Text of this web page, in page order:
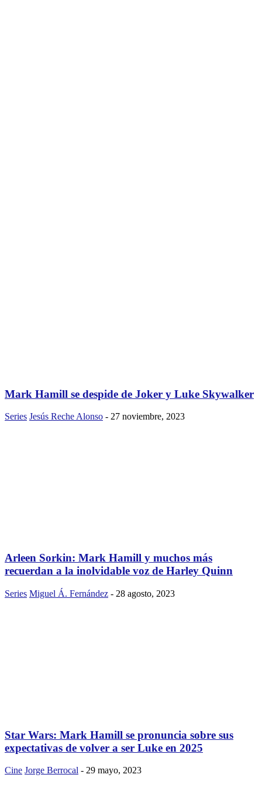
Mark Hamill se despide de Joker y Luke Skywalker
Series Jesús Reche Alonso - 27 noviembre, 2023
Arleen Sorkin: Mark Hamill y muchos más
recuerdan a la inolvidable voz de Harley Quinn
Series Miguel Á. Fernández - 28 agosto, 2023
Star Wars: Mark Hamill se pronuncia sobre sus
expectativas de volver a ser Luke en 2025
Cine Jorge Berrocal - 29 mayo, 2023